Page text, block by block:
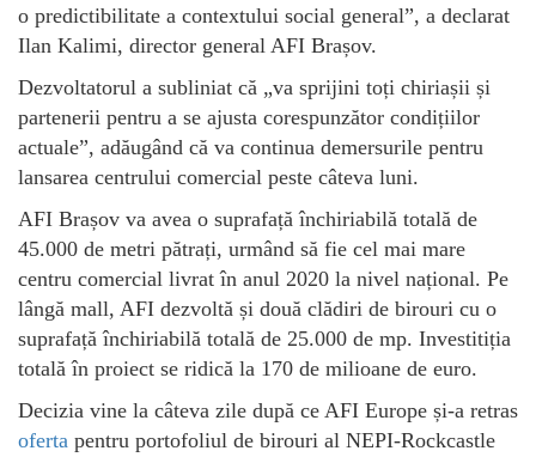
o predictibilitate a contextului social general”, a declarat
Ilan Kalimi, director general AFI Brașov.
Dezvoltatorul a subliniat că „va sprijini toți chiriașii și
partenerii pentru a se ajusta corespunzător condițiilor
actuale”, adăugând că va continua demersurile pentru
lansarea centrului comercial peste câteva luni.
AFI Brașov va avea o suprafață închiriabilă totală de
45.000 de metri pătrați, urmând să fie cel mai mare
centru comercial livrat în anul 2020 la nivel național. Pe
lângă mall, AFI dezvoltă și două clădiri de birouri cu o
suprafață închiriabilă totală de 25.000 de mp. Investitiția
totală în proiect se ridică la 170 de milioane de euro.
Decizia vine la câteva zile după ce AFI Europe și-a retras
oferta pentru portofoliul de birouri al NEPI-Rockcastle